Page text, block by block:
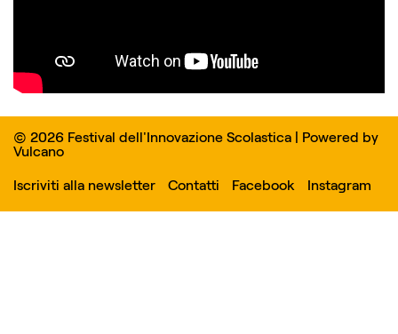
© 2026 Festival dell'Innovazione Scolastica | Powered by
Vulcano
Iscriviti alla newsletter
Contatti Facebook Instagram